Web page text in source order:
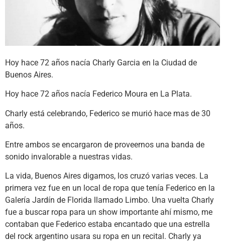
Hoy hace 72 años nacía Charly Garcia en la Ciudad de
Buenos Aires.
Hoy hace 72 años nacía Federico Moura en La Plata.
Charly está celebrando, Federico se murió hace mas de 30
años.
Entre ambos se encargaron de proveernos una banda de
sonido invalorable a nuestras vidas.
La vida, Buenos Aires digamos, los cruzó varias veces. La
primera vez fue en un local de ropa que tenía Federico en la
Galería Jardín de Florida llamado Limbo. Una vuelta Charly
fue a buscar ropa para un show importante ahí mismo, me
contaban que Federico estaba encantado que una estrella
del rock argentino usara su ropa en un recital. Charly ya